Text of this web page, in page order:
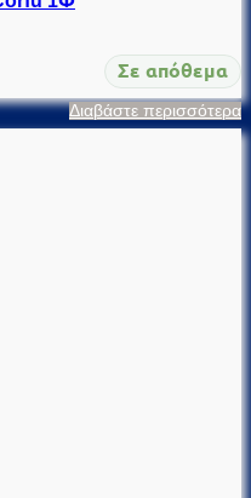
Σε απόθεμα
Διαβάστε περισσότερα